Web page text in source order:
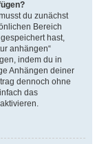
du zunächst
Bereich
hast,
anhängen“
indem du in
Anhängen deiner
dennoch ohne
das